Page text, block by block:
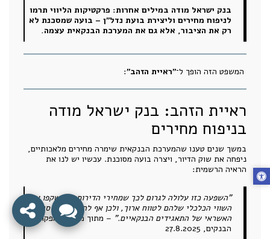
בנק ישראל מודה במילים אחרות: פרקטיקות הליווי תרמו
לניפוח מחירים וליצירת בועת נדל"ן – בועה שמסכנת לא
רק את הציבור, אלא גם את המערכת הבנקאית עצמה.
המשפט הזה הופך ל־"ראיית הזהב":
ראיית הזהב: בנק ישראל מודה
בניפוח מחירים
במשך שנים טענו שהמערכת הבנקאית שימרה מחירים מלאכותיים,
ניפחה את שוק הדיור, ויצרה בועה מסוכנת. עכשיו יש לנו את
הראיה הרשמית:
"השפעה כזו עלולה לגרום לכך שמחירי הדירות לא ישקפו את
השווי הכלכלי שלהם לטווח ארוך, ולכן אף להשפיע על סיכון
האשראי של התאגידים הבנקאיים." – מתוך מכתב המפקח על
הבנקים, 27.8.2025